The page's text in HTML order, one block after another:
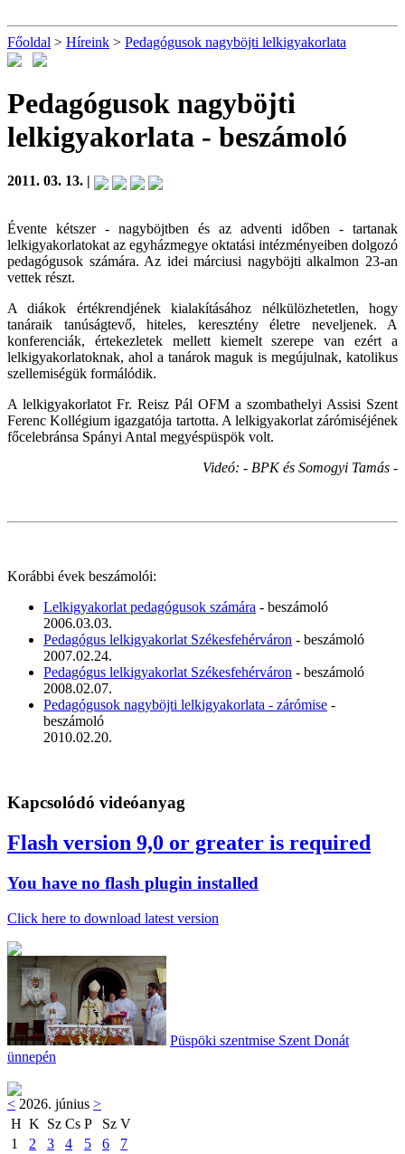
Főoldal > Híreink > Pedagógusok nagyböjti lelkigyakorlata
Pedagógusok nagyböjti
lelkigyakorlata - beszámoló
2011. 03. 13. |
Évente kétszer - nagyböjtben és az adventi időben - tartanak
lelkigyakorlatokat az egyházmegye oktatási intézményeiben dolgozó
pedagógusok számára. Az idei márciusi nagyböjti alkalmon 23-an
vettek részt.
A diákok értékrendjének kialakításához nélkülözhetetlen, hogy
tanáraik tanúságtevő, hiteles, keresztény életre neveljenek. A
konferenciák, értekezletek mellett kiemelt szerepe van ezért a
lelkigyakorlatoknak, ahol a tanárok maguk is megújulnak, katolikus
szellemiségük formálódik.
A lelkigyakorlatot Fr. Reisz Pál OFM a szombathelyi Assisi Szent
Ferenc Kollégium igazgatója tartotta. A lelkigyakorlat zárómiséjének
főcelebránsa Spányi Antal megyéspüspök volt.
Videó: - BPK és Somogyi Tamás -
Korábbi évek beszámolói:
Lelkigyakorlat pedagógusok számára - beszámoló
2006.03.03.
Pedagógus lelkigyakorlat Székesfehérváron - beszámoló
2007.02.24.
Pedagógus lelkigyakorlat Székesfehérváron - beszámoló
2008.02.07.
Pedagógusok nagyböjti lelkigyakorlata - zárómise -
beszámoló
2010.02.20.
Kapcsolódó videóanyag
Flash version 9,0 or greater is required
You have no flash plugin installed
Click here to download latest version
Püspöki szentmise Szent Donát
ünnepén
< 2026. június >
H K Sz Cs P Sz V
1
2 3 4 5 6
7